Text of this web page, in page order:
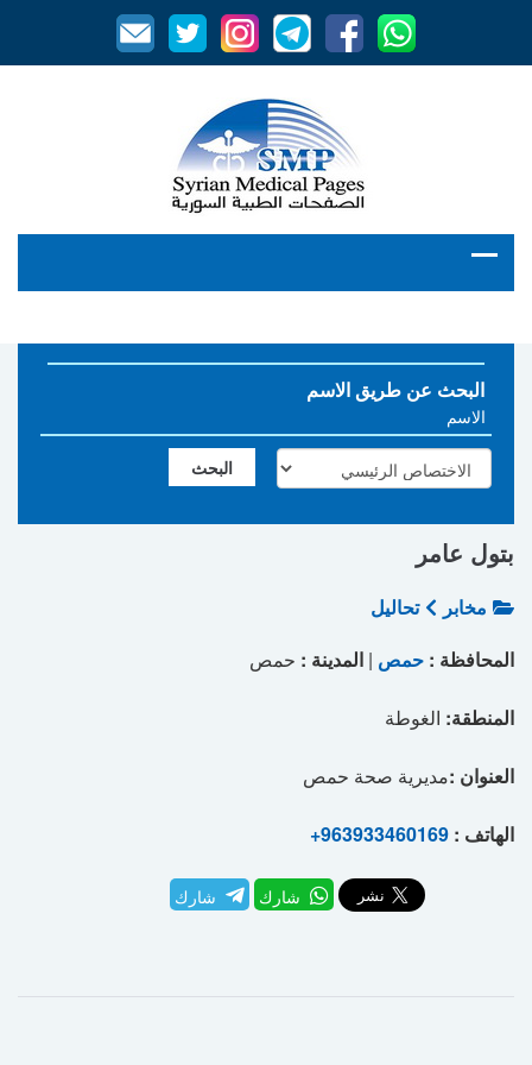
البحث عن طريق الاسم
بتول عامر
مخابر
تحاليل
المحافظة : حمص | المدينة : حمص
المنطقة: الغوطة
العنوان :مديرية صحة حمص
الهاتف : +963933460169
شارك شارك